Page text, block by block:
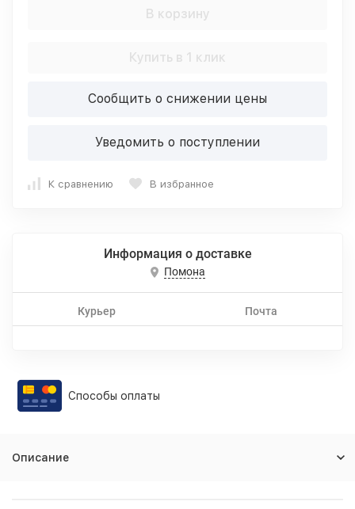
В корзину
Купить в 1 клик
Сообщить о снижении цены
Уведомить о поступлении
К сравнению В избранное
Информация о доставке
Помона
Курьер Почта
Способы оплаты
Описание